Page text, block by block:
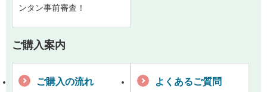
ンタン事前審査！
ご購入案内
ご購入の流れ よくあるご質問